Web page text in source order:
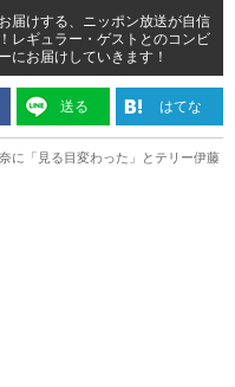
届けする、ニッポン放送が自信
レギュラー・ゲストとのコンビ
にお届けしていきます！
送る はてな
に「見る目変わった」とテリー伊藤